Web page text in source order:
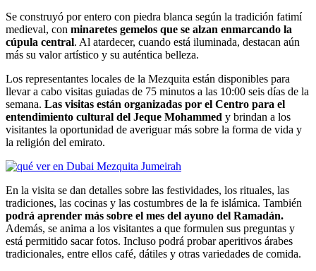
Se construyó por entero con piedra blanca según la tradición fatimí
medieval, con minaretes gemelos que se alzan enmarcando la
cúpula central. Al atardecer, cuando está iluminada, destacan aún
más su valor artístico y su auténtica belleza.
Los representantes locales de la Mezquita están disponibles para
llevar a cabo visitas guiadas de 75 minutos a las 10:00 seis días de la
semana. Las visitas están organizadas por el Centro para el
entendimiento cultural del Jeque Mohammed y brindan a los
visitantes la oportunidad de averiguar más sobre la forma de vida y
la religión del emirato.
En la visita se dan detalles sobre las festividades, los rituales, las
tradiciones, las cocinas y las costumbres de la fe islámica. También
podrá aprender más sobre el mes del ayuno del Ramadán.
Además, se anima a los visitantes a que formulen sus preguntas y
está permitido sacar fotos. Incluso podrá probar aperitivos árabes
tradicionales, entre ellos café, dátiles y otras variedades de comida.